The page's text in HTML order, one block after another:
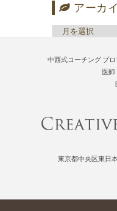
アーカ
中西式コーチング プ
医師
東京都中央区東日